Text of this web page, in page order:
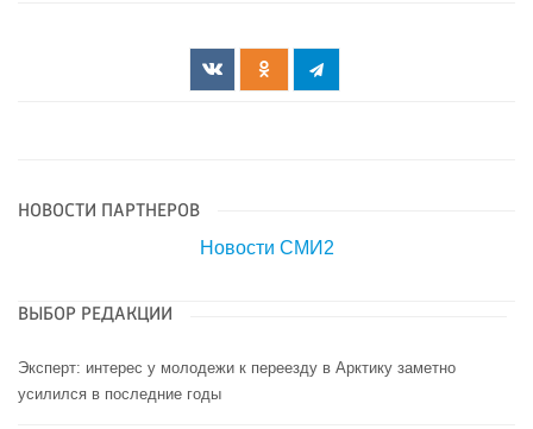
НОВОСТИ ПАРТНЕРОВ
Новости СМИ2
ВЫБОР РЕДАКЦИИ
Эксперт: интерес у молодежи к переезду в Арктику заметно
усилился в последние годы